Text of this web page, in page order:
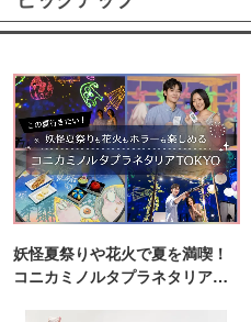
妖怪夏祭りや花火で夏を満喫！
コニカミノルタプラネタリア